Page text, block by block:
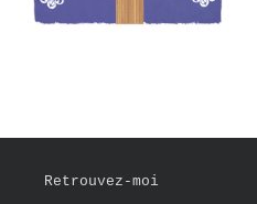
Retrouvez-moi